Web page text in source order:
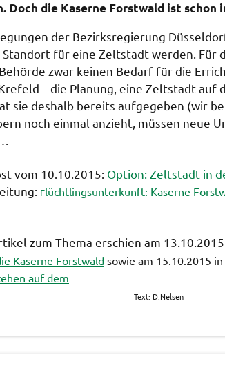
Doch die Kaserne Forstwald ist schon
der Bezirksregierung
für eine Zeltstadt werden. Für
zwar keinen Bedarf für die
– die Planung, eine Zeltstadt auf
sie deshalb bereits aufgegeben (wir
noch einmal anzieht, müssen neue
vom 10.10.2015: Option: Zeltstadt in
Flüchtlingsunterkunft: Kaserne
zum Thema erschien am
Kaserne Forstwald sowie am 15.10.2015
auf dem